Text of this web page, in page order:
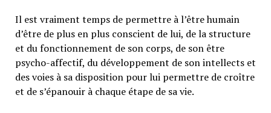
Il est vraiment temps de permettre à l’être humain
d’être de plus en plus conscient de lui, de la structure
et du fonctionnement de son corps, de son être
psycho-affectif, du développement de son intellects et
des voies à sa disposition pour lui permettre de croître
et de s’épanouir à chaque étape de sa vie.